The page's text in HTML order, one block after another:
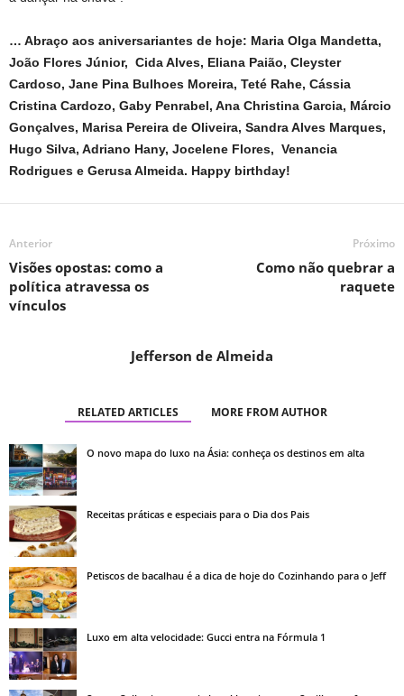
… Abraço aos aniversariantes de hoje: Maria Olga Mandetta,
João Flores Júnior, Cida Alves, Eliana Paião, Cleyster
Cardoso, Jane Pina Bulhoes Moreira, Teté Rahe, Cássia
Cristina Cardozo, Gaby Penrabel, Ana Christina Garcia, Márcio
Gonçalves, Marisa Pereira de Oliveira, Sandra Alves Marques,
Hugo Silva, Adriano Hany, Jocelene Flores, Venancia
Rodrigues e Gerusa Almeida. Happy birthday!
Anterior
Visões opostas: como a
política atravessa os
vínculos
Próximo
Como não quebrar a
raquete
Jefferson de Almeida
RELATED ARTICLES MORE FROM AUTHOR
O novo mapa do luxo na Ásia: conheça os destinos em alta
Receitas práticas e especiais para o Dia dos Pais
Petiscos de bacalhau é a dica de hoje do Cozinhando para o Jeff
Luxo em alta velocidade: Gucci entra na Fórmula 1